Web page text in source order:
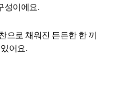
성이에요.
으로 채워진 든든한 한 끼
어요.